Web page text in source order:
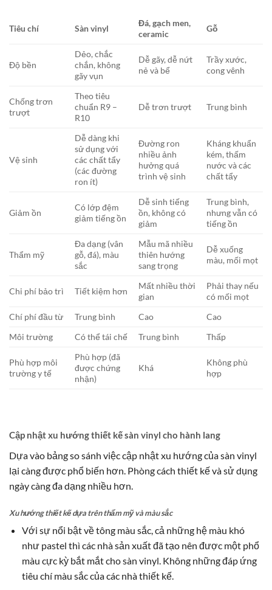
Tiêu chí Sàn vinyl
Đá, gạch men,
ceramic
Gỗ
Độ bền
Dẻo, chắc
chắn, không
gãy vụn
Dễ gãy, dễ nứt
nẻ và bể
Trầy xước,
cong vênh
Chống trơn
trượt
Theo tiêu
chuẩn R9 –
R10
Dễ trơn trượt Trung bình
Vệ sinh
Dễ dàng khi
sử dụng với
các chất tẩy
(các đường
ron ít)
Đường ron
nhiều ảnh
hưởng quá
trình vệ sinh
Kháng khuẩn
kém, thấm
nước và các
chất tẩy
Giảm ồn
Có lớp đệm
giảm tiếng ồn
Dễ sinh tiếng
ồn, không có
giảm
Trung bình,
nhưng vẫn có
tiếng ồn
Thẩm mỹ
Đa dạng (vân
gỗ, đá), màu
sắc
Mẫu mã nhiều
thiên hướng
sang trọng
Dễ xuống
màu, mối mọt
Chi phí bảo trì Tiết kiệm hơn
Mất nhiều thời
gian
Phải thay nếu
có mối mọt
Chí phí đầu từ
Trung bình Cao
Cao
Môi trường
Có thể tái chế Trung bình Thấp
Phù hợp môi
trường y tế
Phù hợp (đã
được chứng
nhận)
Khá
Không phù
hợp
Cập nhật xu hướng thiết kế sàn vinyl cho hành lang
Dựa vào bảng so sánh việc cập nhật xu hướng của sàn vinyl
lại càng được phổ biến hơn. Phòng cách thiết kế và sử dụng
ngày càng đa dạng nhiều hơn.
Xu hướng thiết kế dựa trên thẩm mỹ và màu sắc
Với sự nổi bật về tông màu sắc, cả những hệ màu khó
như pastel thì các nhà sản xuất đã tạo nên được một phổ
màu cực kỳ bắt mắt cho sàn vinyl. Không những đáp ứng
tiêu chí màu sắc của các nhà thiết kế.